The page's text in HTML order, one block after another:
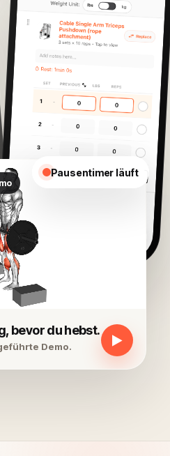
Pausentimer läuft
bevor du hebst.
Demo. ▶